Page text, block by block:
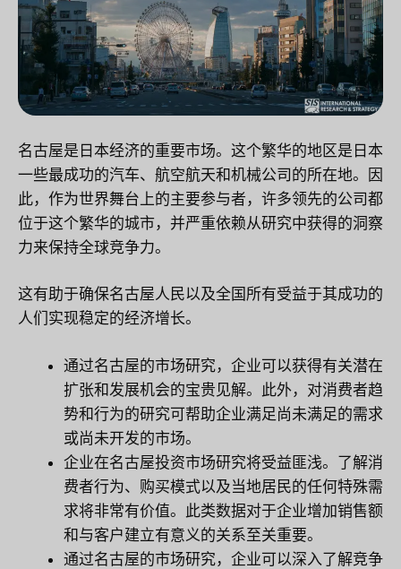
名古屋是日本经济的重要市场。这个繁华的地区是日本
一些最成功的汽车、航空航天和机械公司的所在地。因
此，作为世界舞台上的主要参与者，许多领先的公司都
位于这个繁华的城市，并严重依赖从研究中获得的洞察
力来保持全球竞争力。
这有助于确保名古屋人民以及全国所有受益于其成功的
人们实现稳定的经济增长。
通过名古屋的市场研究，企业可以获得有关潜在
扩张和发展机会的宝贵见解。此外，对消费者趋
势和行为的研究可帮助企业满足尚未满足的需求
或尚未开发的市场。
企业在名古屋投资市场研究将受益匪浅。了解消
费者行为、购买模式以及当地居民的任何特殊需
求将非常有价值。此类数据对于企业增加销售额
和与客户建立有意义的关系至关重要。
通过名古屋的市场研究，企业可以深入了解竞争